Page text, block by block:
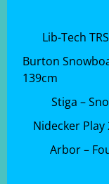
Lib-Tech
Burton
139cm
Stiga –
Nidecker
Arbor –